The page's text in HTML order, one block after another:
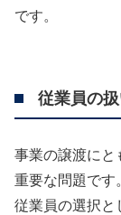
です。
従業員の
事業の譲渡にと
重要な問題です
従業員の選択と